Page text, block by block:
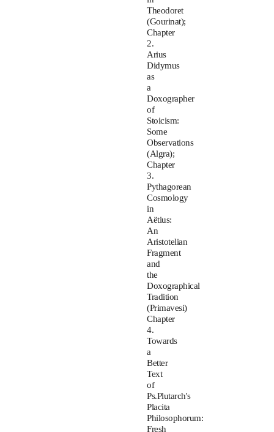
Theodoret
(Gourinat);
Chapter
2.
Arius
Didymus
as
a
Doxographer
of
Stoicism:
Some
Observations
(Algra);
Chapter
3.
Pythagorean
Cosmology
in
Aëtius:
An
Aristotelian
Fragment
and
the
Doxographical
Tradition
(Primavesi)
Chapter
4.
Towards
a
Better
Text
of
Ps.Plutarch's
Placita
Philosophorum:
Fresh